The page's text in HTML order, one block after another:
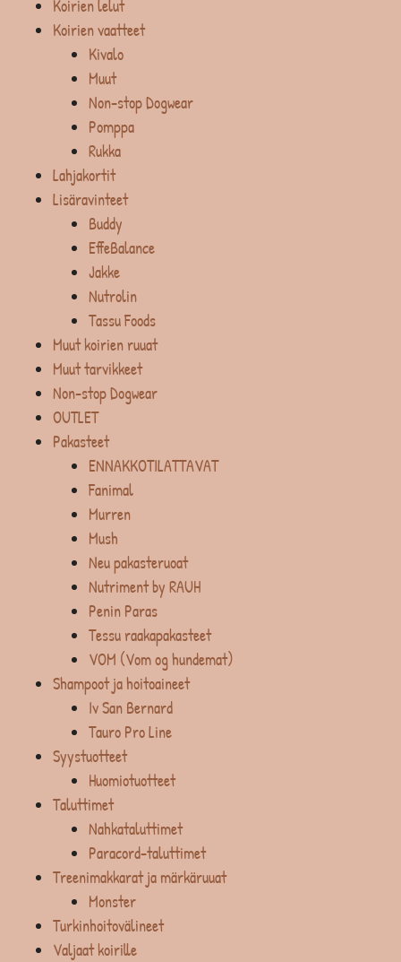
Koirien lelut
Koirien vaatteet
Kivalo
Muut
Non-stop Dogwear
Pomppa
Rukka
Lahjakortit
Lisäravinteet
Buddy
EffeBalance
Jakke
Nutrolin
Tassu Foods
Muut koirien ruuat
Muut tarvikkeet
Non-stop Dogwear
OUTLET
Pakasteet
ENNAKKOTILATTAVAT
Fanimal
Murren
Mush
Neu pakasteruoat
Nutriment by RAUH
Penin Paras
Tessu raakapakasteet
VOM (Vom og hundemat)
Shampoot ja hoitoaineet
Iv San Bernard
Tauro Pro Line
Syystuotteet
Huomiotuotteet
Taluttimet
Nahkataluttimet
Paracord-taluttimet
Treenimakkarat ja märkäruuat
Monster
Turkinhoitovälineet
Valjaat koirille